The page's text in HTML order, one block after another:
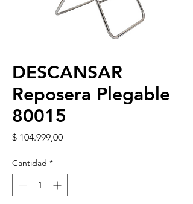
DESCANSAR
Reposera Plegable
80015
$ 104.999,00Precio
Cantidad *